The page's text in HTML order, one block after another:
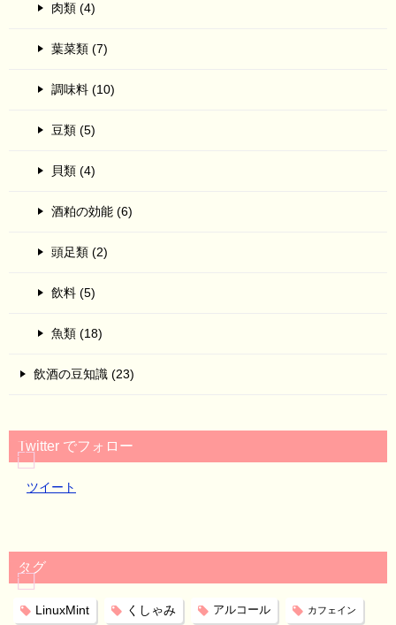
肉類 (4)
葉菜類 (7)
調味料 (10)
豆類 (5)
貝類 (4)
酒粕の効能 (6)
頭足類 (2)
飲料 (5)
魚類 (18)
飲酒の豆知識 (23)
Twitter でフォロー
ツイート
タグ
LinuxMint くしゃみ アルコール カフェイン